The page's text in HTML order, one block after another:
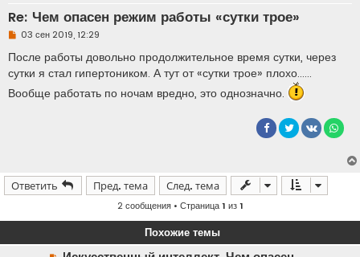
Re: Чем опасен режим работы «сутки трое»
Н
п
р
о
и
о
о
е
и
03 сен 2019, 12:29
После работы довольно продолжительное время сутки, через
сутки я стал гипертоником. А тут от «сутки трое» плохо......
Вообще работать по ночам вредно, это однозначно.
Ответить Пред. тема След. тема
2 сообщения • Страница1 из1
Похожие темы